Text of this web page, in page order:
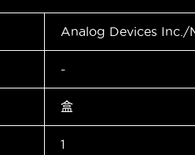
Analog Devices Inc./
-
盒
1